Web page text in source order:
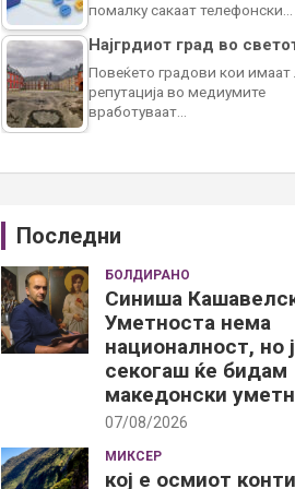
помалку сакаат телефонски…
Најгрдиот град во
Повеќето градови кои
репутација во медиумите
вработуваат…
Последни
БОЛДИРАНО
Синиша
Уметноста нема
националност, но
секогаш ќе бидам
македонски
07/08/2026
МИКСЕР
кој е осмиот